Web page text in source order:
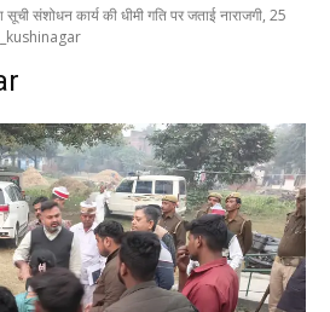
संशोधन कार्य की धीमी गति पर जताई नाराजगी, 25